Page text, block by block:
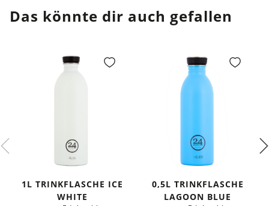
Das könnte dir auch gefallen
1L TRINKFLASCHE ICE
WHITE
0,5L TRINKFLASCHE
LAGOON BLUE